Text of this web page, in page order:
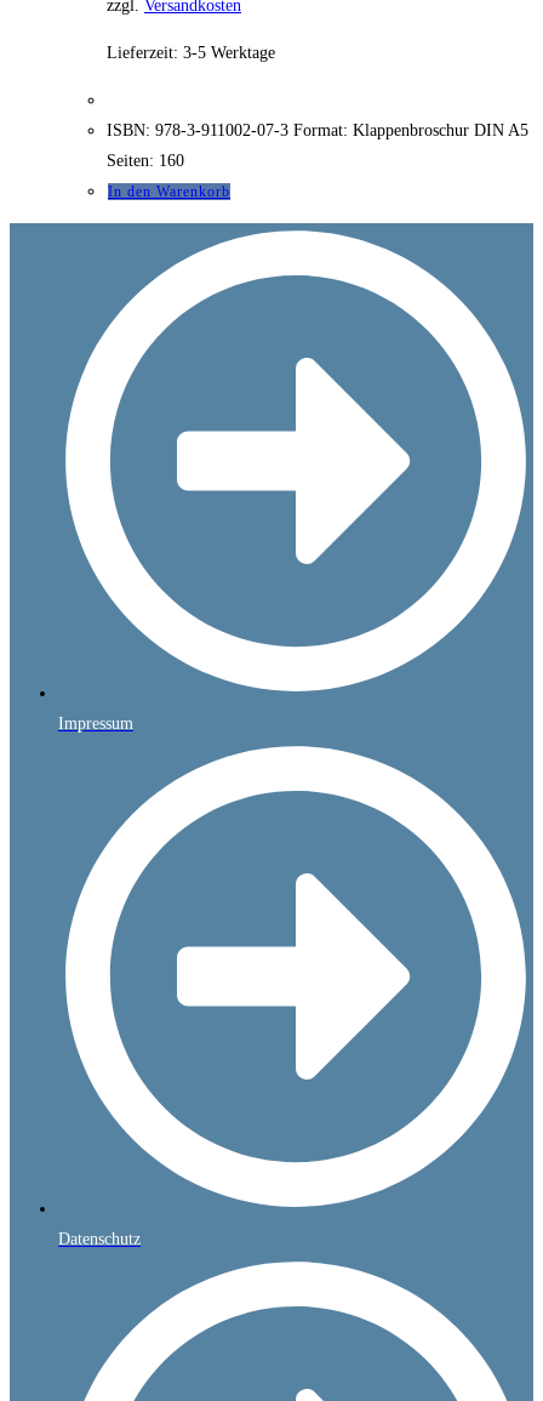
zzgl. Versandkosten
Lieferzeit: 3-5 Werktage
ISBN: 978-3-911002-07-3 Format: Klappenbroschur DIN A5
Seiten: 160
In den Warenkorb
Impressum
Datenschutz